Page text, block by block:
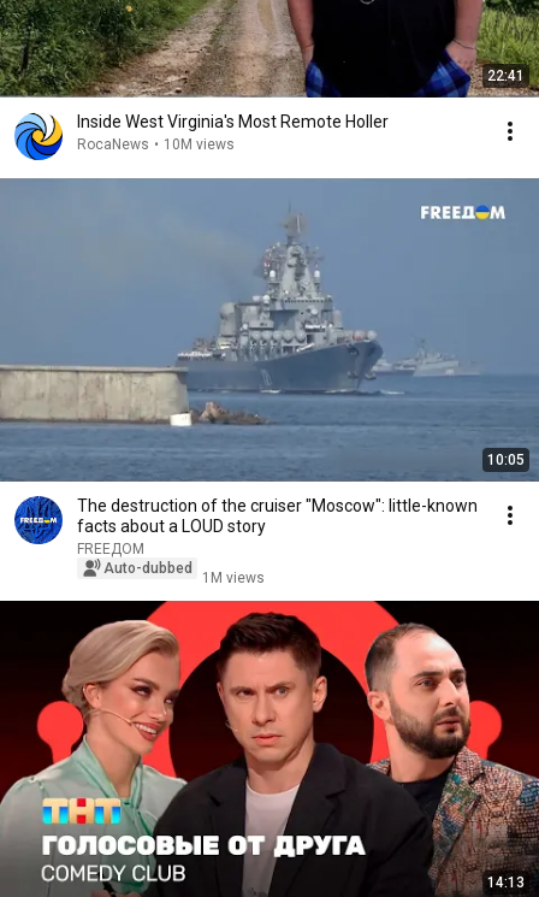
22:41
Inside West Virginia's Most Remote Holler
RocaNews • 10M views
10:05
The destruction of the cruiser "Moscow": little-known
facts about a LOUD story
FREEДOM
Auto-dubbed
1M views
14:13